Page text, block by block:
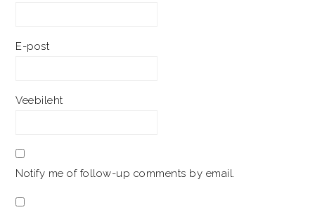
E-post
Veebileht
Notify me of follow-up comments by email.